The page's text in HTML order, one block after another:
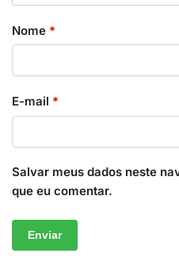
Nome *
E-mail *
Salvar meus dados neste
que eu comentar.